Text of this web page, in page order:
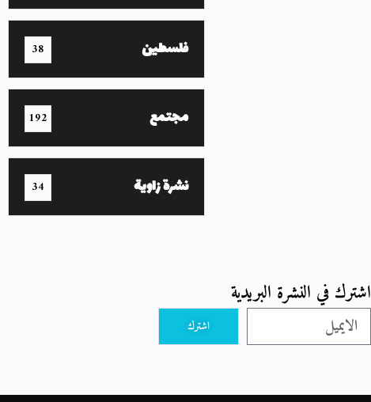
فلسطين 38
مجتمع 192
نشرة زاوية 34
اشترك في النشرة البريدية
اشترك